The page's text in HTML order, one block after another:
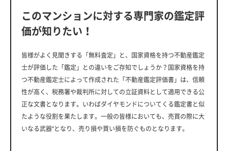
このマンションに対する専門家の鑑定評
価が知りたい！
皆様がよく見聞きする「無料査定」と、国家資格を持つ不動産鑑定
士が評価した「鑑定」との違いをご存知でしょうか？国家資格を持
つ不動産鑑定士によって作成された「不動産鑑定評価書」は、信頼
性が高く、税務署や裁判所に対しての立証資料として適用できる公
正な文書となります。いわばダイヤモンドについてくる鑑定書と似
たような役割を果たします。一般の皆様においても、売買の際に大
いなる武器”となり、売り損や買い損を防ぐものとなります。